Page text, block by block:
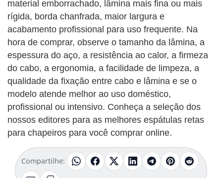
material emborrachado, lâmina mais fina ou mais
rígida, borda chanfrada, maior largura e
acabamento profissional para uso frequente. Na
hora de comprar, observe o tamanho da lâmina, a
espessura do aço, a resistência ao calor, a firmeza
do cabo, a ergonomia, a facilidade de limpeza, a
qualidade da fixação entre cabo e lâmina e se o
modelo atende melhor ao uso doméstico,
profissional ou intensivo. Conheça a seleção dos
nossos editores para as melhores espátulas retas
para chapeiros para você comprar online.
Compartilhe: